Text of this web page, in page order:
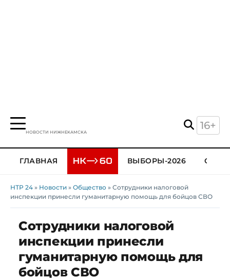
НОВОСТИ НИЖНЕКАМСКА
16+
ГЛАВНАЯ ВЫБОРЫ-2026
НТР 24 » Новости » Общество » Сотрудники налоговой
инспекции принесли гуманитарную помощь для бойцов СВО
Сотрудники налоговой
инспекции принесли
гуманитарную помощь для
бойцов СВО